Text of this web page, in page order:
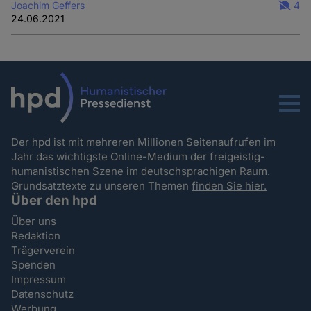
Joachim Geffers
24.06.2021
4
Menu
Der hpd ist mit mehreren Millionen Seitenaufrufen im
Jahr das wichtigste Online-Medium der freigeistig-
humanistischen Szene im deutschsprachigen Raum.
Grundsatztexte zu unseren Themenfinden Sie hier.
Über den hpd
Über uns
Redaktion
Trägerverein
Spenden
Impressum
Datenschutz